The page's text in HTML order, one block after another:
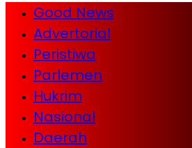
Good News
Advertorial
Peristiwa
Parlemen
Hukrim
Nasional
Daerah